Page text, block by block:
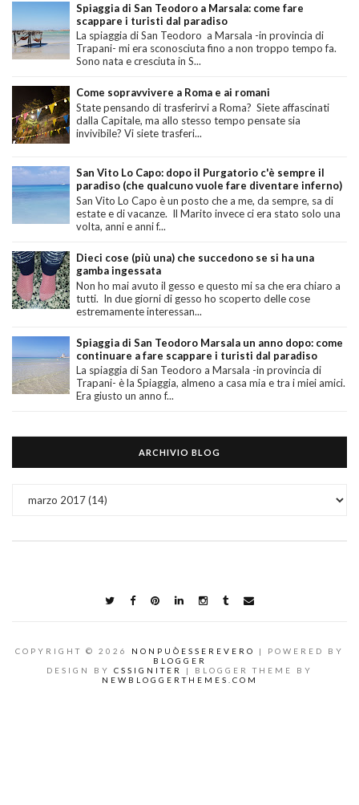
Spiaggia di San Teodoro a Marsala: come fare
scappare i turisti dal paradiso
La spiaggia di San Teodoro a Marsala -in provincia di
Trapani- mi era sconosciuta fino a non troppo tempo fa.
Sono nata e cresciuta in S...
Come sopravvivere a Roma e ai romani
State pensando di trasferirvi a Roma? Siete affascinati
dalla Capitale, ma allo stesso tempo pensate sia
invivibile? Vi siete trasferi...
San Vito Lo Capo: dopo il Purgatorio c'è sempre il
paradiso (che qualcuno vuole fare diventare inferno)
San Vito Lo Capo è un posto che a me, da sempre, sa di
estate e di vacanze. Il Marito invece ci era stato solo una
volta, anni e anni f...
Dieci cose (più una) che succedono se si ha una
gamba ingessata
Non ho mai avuto il gesso e questo mi sa che era chiaro a
tutti. In due giorni di gesso ho scoperto delle cose
estremamente interessan...
Spiaggia di San Teodoro Marsala un anno dopo: come
continuare a fare scappare i turisti dal paradiso
La spiaggia di San Teodoro a Marsala -in provincia di
Trapani- è la Spiaggia, almeno a casa mia e tra i miei amici.
Era giusto un anno f...
ARCHIVIO BLOG
COPYRIGHT © 2026 NONPUÒESSEREVERO
| POWERED BY
BLOGGER
DESIGN BY CSSIGNITER
| BLOGGER THEME BY
NEWBLOGGERTHEMES.COM